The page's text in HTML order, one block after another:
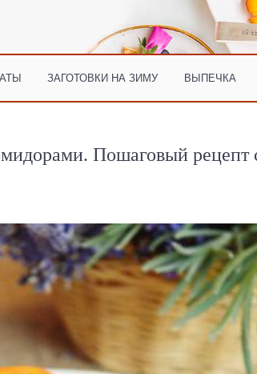
ЗАГОТОВКИ НА ЗИМУ ВЫПЕЧКА
Пошаговый рецепт